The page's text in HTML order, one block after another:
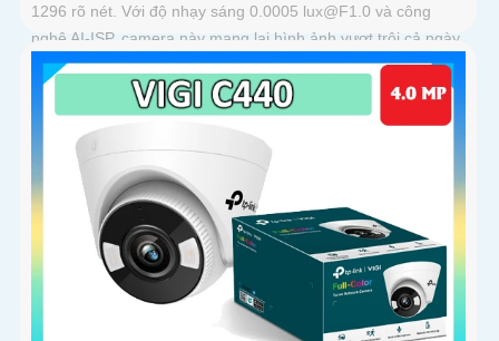
1296 rõ nét. Với độ nhạy sáng 0.0005 lux@F1.0 và công
nghệ AI-ISP, camera này mang lại hình ảnh vượt trội cả ngày
lẫn đêm